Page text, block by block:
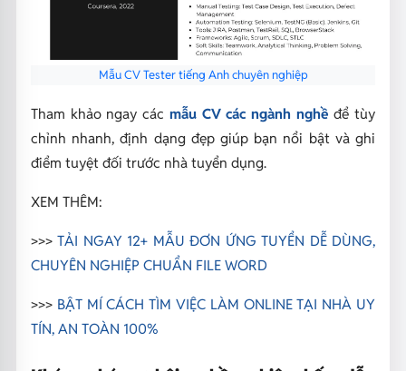
Mẫu CV Tester tiếng Anh chuyên nghiệp
Tham khảo ngay các mẫu CV các ngành nghề để tùy
chỉnh nhanh, định dạng đẹp giúp bạn nổi bật và ghi
điểm tuyệt đối trước nhà tuyển dụng.
XEM THÊM:
>>>TẢI NGAY 12+ MẪU ĐƠN ỨNG TUYỂN DỄ DÙNG,
CHUYÊN NGHIỆP CHUẨN FILE WORD
>>> BẬT MÍ CÁCH TÌM VIỆC LÀM ONLINE TẠI NHÀ UY
TÍN, AN TOÀN 100%